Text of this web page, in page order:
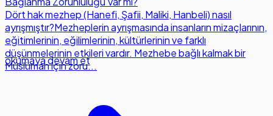
Dört hak mezhep (Hanefi, Şafii, Maliki, Hanbeli) nasıl
ayrışmıştır?Mezheplerin ayrışmasında insanların mizaçlarının,
eğitimlerinin, eğilimlerinin, kültürlerinin ve farklı
düşünmelerinin etkileri vardır. Mezhebe bağlı kalmak bir
Müslüman için zoru...
okumaya devam et